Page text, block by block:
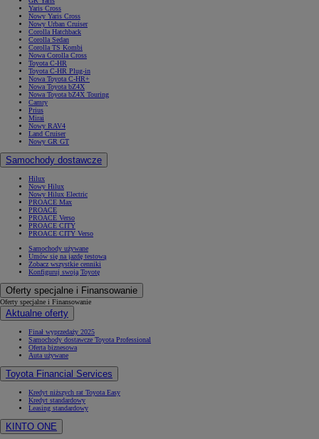
Yaris Cross
Nowy Yaris Cross
Nowy Urban Cruiser
Corolla Hatchback
Corolla Sedan
Corolla TS Kombi
Nowa Corolla Cross
Toyota C-HR
Toyota C-HR Plug-in
Nowa Toyota C-HR+
Nowa Toyota bZ4X
Nowa Toyota bZ4X Touring
Camry
Prius
Mirai
Nowy RAV4
Land Cruiser
Nowy GR GT
Samochody dostawcze
Hilux
Nowy Hilux
Nowy Hilux Electric
PROACE Max
PROACE
PROACE Verso
PROACE CITY
PROACE CITY Verso
Samochody używane
Umów się na jazdę testową
Zobacz wszystkie cenniki
Konfiguruj swoją Toyotę
Oferty specjalne i Finansowanie
Oferty specjalne i Finansowanie
Aktualne oferty
Finał wyprzedaży 2025
Samochody dostawcze Toyota Professional
Oferta biznesowa
Auta używane
Toyota Financial Services
Kredyt niższych rat Toyota Easy
Kredyt standardowy
Leasing standardowy
KINTO ONE